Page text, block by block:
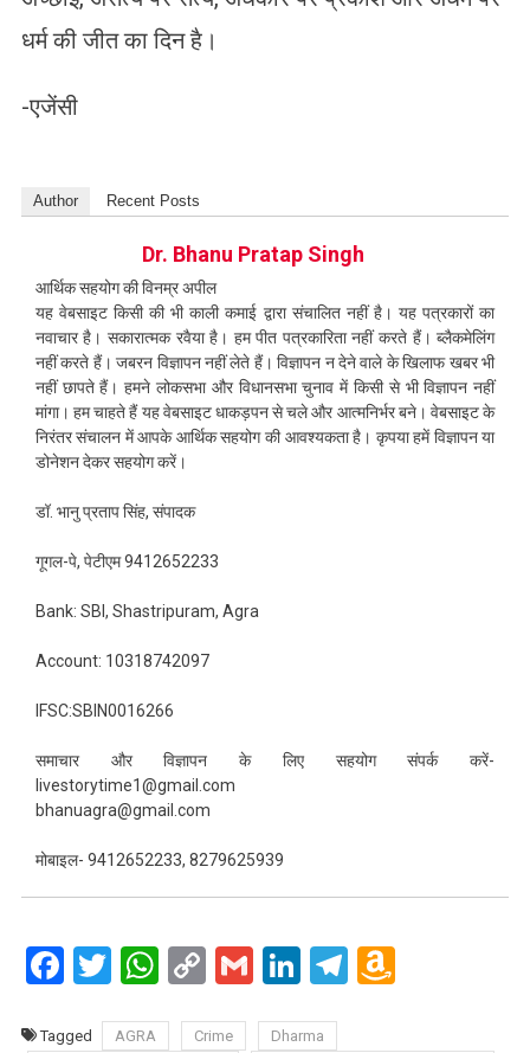
धर्म की जीत का दिन है।
-एजेंसी
Author Recent Posts
Dr. Bhanu Pratap Singh
आर्थिक सहयोग की विनम्र अपील
यह वेबसाइट किसी की भी काली कमाई द्वारा संचालित नहीं है। यह पत्रकारों का
नवाचार है। सकारात्मक रवैया है। हम पीत पत्रकारिता नहीं करते हैं। ब्लैकमेलिंग
नहीं करते हैं। जबरन विज्ञापन नहीं लेते हैं। विज्ञापन न देने वाले के खिलाफ खबर भी
नहीं छापते हैं। हमने लोकसभा और विधानसभा चुनाव में किसी से भी विज्ञापन नहीं
मांगा। हम चाहते हैं यह वेबसाइट धाकड़पन से चले और आत्मनिर्भर बने। वेबसाइट के
निरंतर संचालन में आपके आर्थिक सहयोग की आवश्यकता है। कृपया हमें विज्ञापन या
डोनेशन देकर सहयोग करें।
डॉ. भानु प्रताप सिंह, संपादक
गूगल-पे, पेटीएम 9412652233
Bank: SBI, Shastripuram, Agra
Account: 10318742097
IFSC:SBIN0016266
समाचार और विज्ञापन के लिए सहयोग संपर्क करें-
livestorytime1@gmail.com
bhanuagra@gmail.com
मोबाइल- 9412652233, 8279625939
Facebook
Twitter
WhatsApp
CopyGmailLinkedIn
Telegram
Amazon
List
Tagged AGRA Crime Dharma